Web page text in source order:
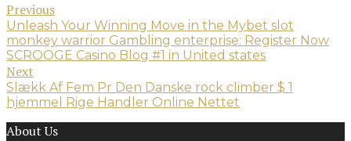
Previous
Unleash Your Winning Move in the Mybet slot
monkey warrior Gambling enterprise: Register Now
SCROOGE Casino Blog #1 in United states
Next
Slækk Af Fem Pr Den Danske rock climber $ 1
hjemmel Rige Handler Online Nettet
About Us